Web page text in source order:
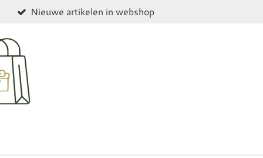
Nieuwe artikelen in webshop